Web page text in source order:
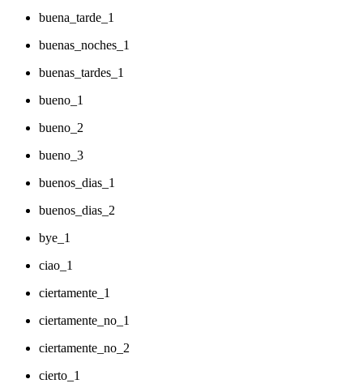
buena_tarde_1
buenas_noches_1
buenas_tardes_1
bueno_1
bueno_2
bueno_3
buenos_dias_1
buenos_dias_2
bye_1
ciao_1
ciertamente_1
ciertamente_no_1
ciertamente_no_2
cierto_1